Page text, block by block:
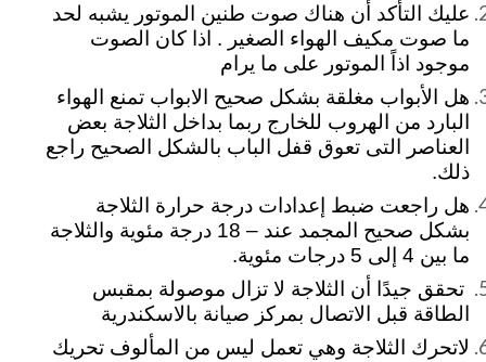
عليك التأكد أن هناك صوت طنين الموتور يشبه لحد
ما صوت مكيف الهواء الصغير . اذا كان الصوت
موجود اذاً الموتور على ما يرام
هل الأبواب مغلقة بشكل صحيح الابواب تمنع الهواء
البارد من الهروب للخارج ربما بداخل الثلاجة بعض
العناصر التى تعوق قفل الباب بالشكل الصحيح راجع
ذلك.
هل راجعت ضبط إعدادات درجة حرارة الثلاجة
بشكل صحيح المجمد عند – 18 درجة مئوية والثلاجة
ما بين 4 إلى 5 درجات مئوية.
تحقق جيدًا أن الثلاجة لا تزال موصولة بمقبس
الطاقة قبل الاتصال بمركز صيانة بالاسكندرية
لاتحرك الثلاجة وهي تعمل ليس من المألوف تحريك